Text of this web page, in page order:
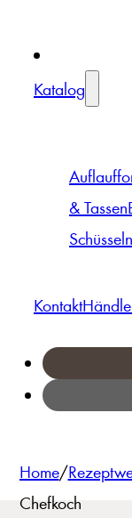
Katalog
& Tassen
Schüsseln
Kontakt
Home/
Chefkoch